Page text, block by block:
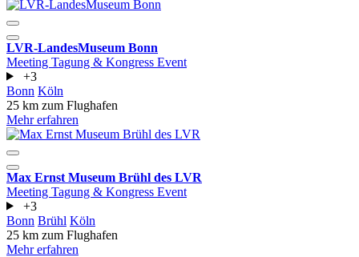
LVR-LandesMuseum Bonn
Meeting Tagung & Kongress Event
+3
Bonn Köln
25 km zum Flughafen
Mehr erfahren
Max Ernst Museum Brühl des LVR
Meeting Tagung & Kongress Event
+3
Bonn Brühl Köln
25 km zum Flughafen
Mehr erfahren